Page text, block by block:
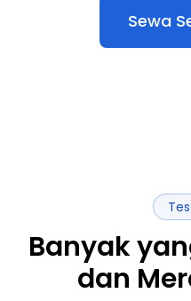
Sewa
Banyak
dan